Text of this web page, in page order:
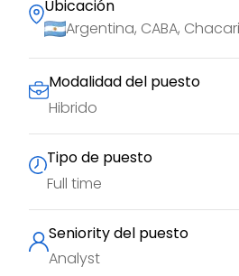
Ubicación
Argentina, CABA,
Modalidad del puesto
Hibrido
Tipo de puesto
Full time
Seniority del puesto
Analyst